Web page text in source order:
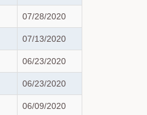
07/28/2020
07/13/2020
06/23/2020
06/23/2020
06/09/2020